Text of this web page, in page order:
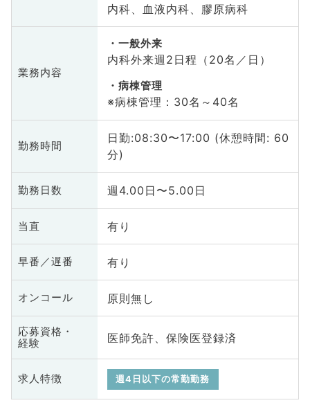
内科、血液内科、膠原病科
業務内容
一般外来
内科外来週2日程（20名／日）
病棟管理
※病棟管理：30名～40名
勤務時間
日勤:08:30〜17:00 (休憩時間: 60
分)
勤務日数 週4.00日〜5.00日
当直 有り
早番／遅番 有り
オンコール 原則無し
応募資格・
経験
医師免許、保険医登録済
求人特徴 週4日以下の常勤勤務